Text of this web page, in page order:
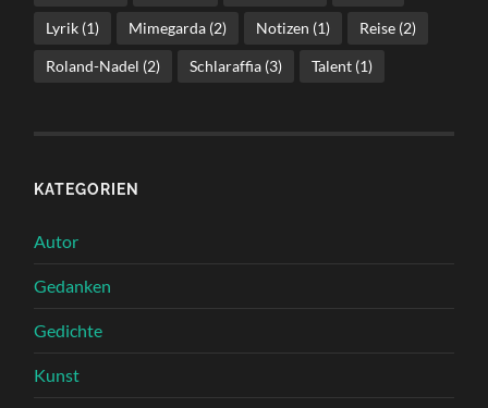
Lyrik (1) Mimegarda (2) Notizen (1) Reise (2)
Roland-Nadel (2) Schlaraffia (3) Talent (1)
KATEGORIEN
Autor
Gedanken
Gedichte
Kunst